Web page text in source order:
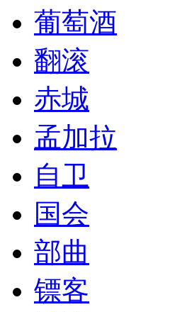
葡萄酒
翻滚
赤城
孟加拉
自卫
国会
部曲
镖客